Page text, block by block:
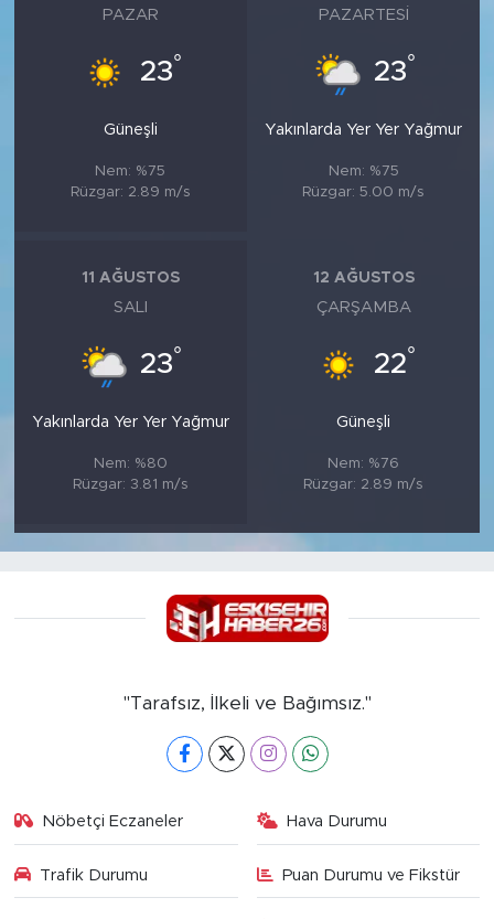
PAZAR
23°
Güneşli
Nem: %75
Rüzgar: 2.89 m/s
PAZARTESI
23°
Yakınlarda Yer Yer Yağmur
Nem: %75
Rüzgar: 5.00 m/s
11 AĞUSTOS
SALI
23°
Yakınlarda Yer Yer Yağmur
Nem: %80
Rüzgar: 3.81 m/s
12 AĞUSTOS
ÇARŞAMBA
22°
Güneşli
Nem: %76
Rüzgar: 2.89 m/s
"Tarafsız, İlkeli ve Bağımsız."
Nöbetçi Eczaneler Hava Durumu
Trafik Durumu Puan Durumu ve Fikstür